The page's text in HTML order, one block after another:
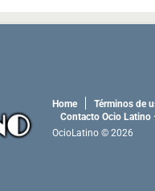
Home Términos de
Contacto Ocio Latino
OcioLatino © 2026